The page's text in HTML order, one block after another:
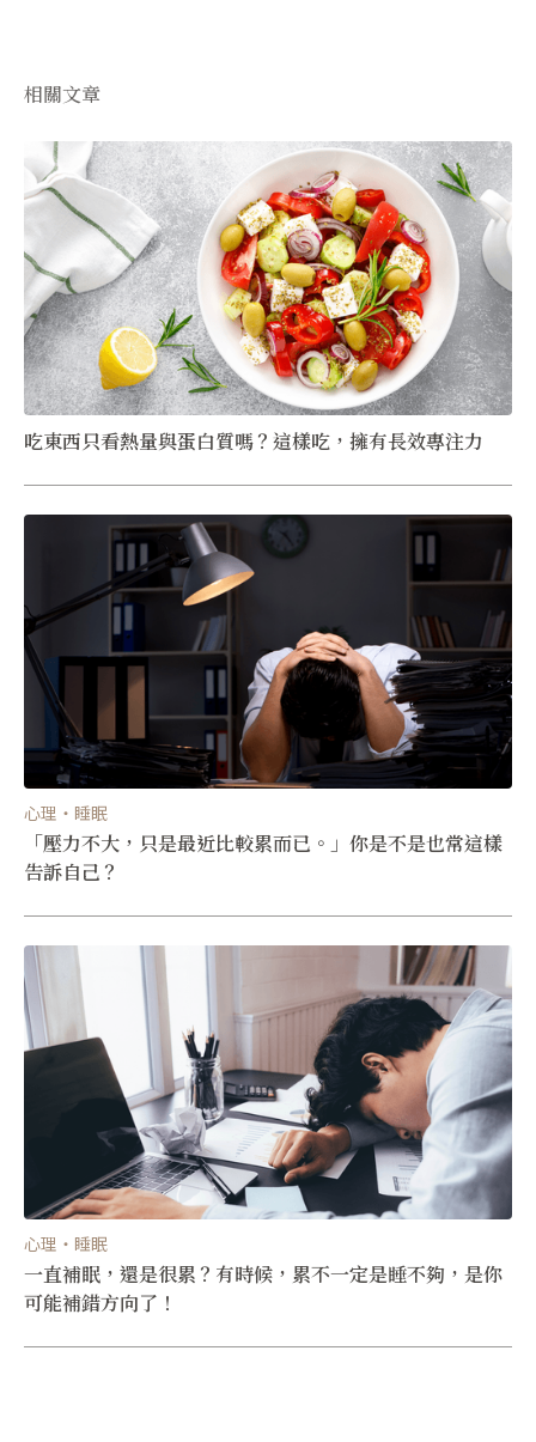
相關文章
吃東西只看熱量與蛋白質嗎？這樣吃，擁有長效專注力
心理・睡眠
「壓力不大，只是最近比較累而已。」你是不是也常這樣
告訴自己？
心理・睡眠
一直補眠，還是很累？有時候，累不一定是睡不夠，是你
可能補錯方向了！